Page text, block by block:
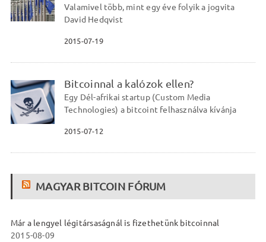
Valamivel több, mint egy éve folyik a jogvita
David Hedqvist
2015-07-19
Bitcoinnal a kalózok ellen?
Egy Dél-afrikai startup (Custom Media
Technologies) a bitcoint felhasználva kívánja
2015-07-12
MAGYAR BITCOIN FÓRUM
Már a lengyel légitársaságnál is fizethetünk bitcoinnal
2015-08-09